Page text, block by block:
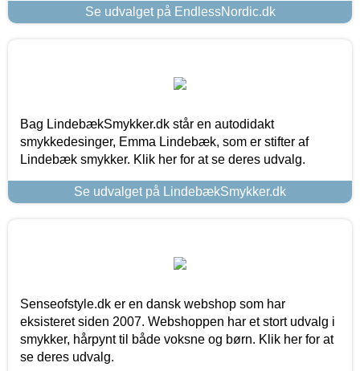
Se udvalget på EndlessNordic.dk
Bag LindebækSmykker.dk står en autodidakt
smykkedesinger, Emma Lindebæk, som er stifter af
Lindebæk smykker. Klik her for at se deres udvalg.
Se udvalget på LindebækSmykker.dk
Senseofstyle.dk er en dansk webshop som har
eksisteret siden 2007. Webshoppen har et stort udvalg i
smykker, hårpynt til både voksne og børn. Klik her for at
se deres udvalg.